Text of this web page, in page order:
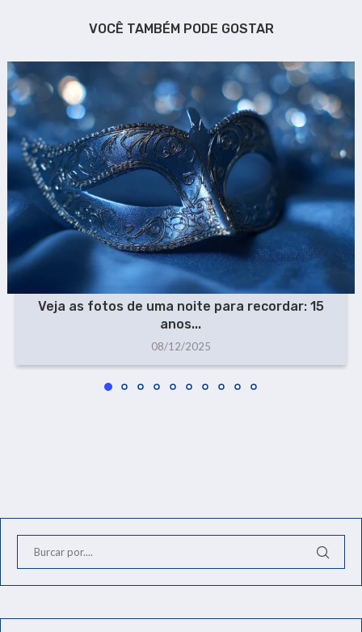
VOCÊ TAMBÉM PODE GOSTAR
Veja as fotos de uma noite para recordar: 15
anos...
08/12/2025